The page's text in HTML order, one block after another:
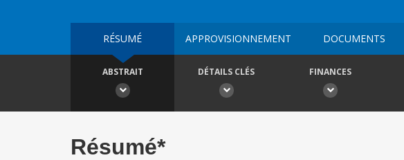
RÉSUMÉ APPROVISIONNEMENT DOCUMENTS
ABSTRAIT DÉTAILS CLÉS FINANCES
Résumé*